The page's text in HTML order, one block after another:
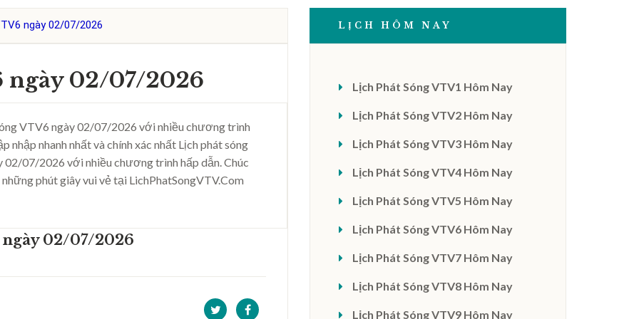
ngày 02/07/2026
ngày 02/07/2026
VTV6 ngày 02/07/2026 với nhiều chương trình
nhập nhanh nhất và chính xác nhất Lịch phát sóng
02/07/2026 với nhiều chương trình hấp dẫn. Chúc
phút giây vui vẻ tại LichPhatSongVTV.Com
02/07/2026
LỊCH HÔM NAY
Lịch Phát Sóng VTV1 Hôm Nay
Lịch Phát Sóng VTV2 Hôm Nay
Lịch Phát Sóng VTV3 Hôm Nay
Lịch Phát Sóng VTV4 Hôm Nay
Lịch Phát Sóng VTV5 Hôm Nay
Lịch Phát Sóng VTV6 Hôm Nay
Lịch Phát Sóng VTV7 Hôm Nay
Lịch Phát Sóng VTV8 Hôm Nay
Lịch Phát Sóng VTV9 Hôm Nay